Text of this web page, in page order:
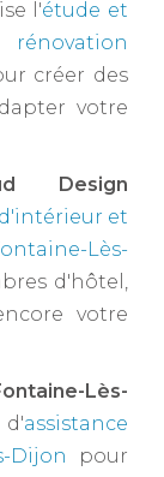
l'étude et
créer des
votre
Design
et
Lès-
d'hôtel,
votre
Lès-
d'assistance
Dijon
pour